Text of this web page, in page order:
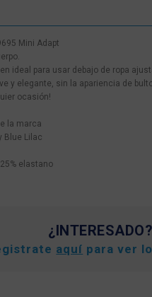
Mini Adapt
ideal para usar debajo de ropa
y elegante, sin la apariencia de
ocasión!
la marca
Blue Lilac
elastano
¿INTERESADO?
aquí para ver